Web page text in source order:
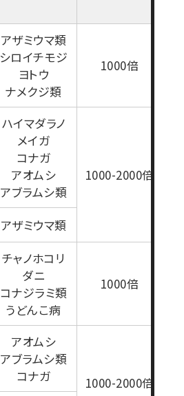
アザミウマ類
シロイチモジ
ヨトウ
ナメクジ類
1000倍
ハイマダラノ
メイガ
コナガ
アオムシ
アブラムシ類
1000-2000倍
アザミウマ類
チャノホコリ
ダニ
コナジラミ類
うどんこ病
1000倍
アオムシ
アブラムシ類
コナガ
1000-2000倍